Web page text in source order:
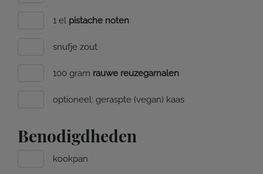
1 el pistache noten
snufje zout
100 gram rauwe reuzegarnalen
optioneel: geraspte (vegan) kaas
Benodigdheden
kookpan